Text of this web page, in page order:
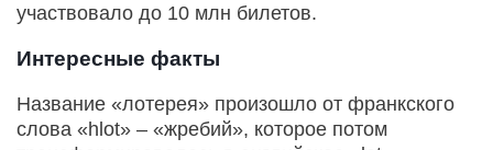
участвовало до 10 млн билетов.
Интересные факты
Название «лотерея» произошло от франкского
слова «hlot» – «жребий», которое потом